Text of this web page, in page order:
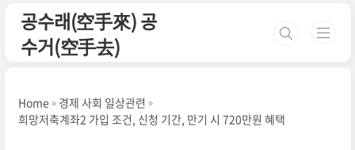
공수래(空手來) 공
수거(空手去)
Home
경제 사회 일상관련
희망저축계좌2 가입 조건, 신청 기간, 만기 시 720만원 혜택